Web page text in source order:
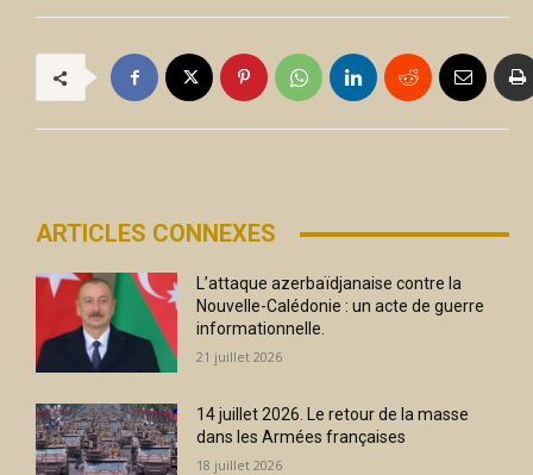
ARTICLES CONNEXES
L’attaque azerbaïdjanaise contre la
Nouvelle-Calédonie : un acte de guerre
informationnelle.
21 juillet 2026
14 juillet 2026. Le retour de la masse
dans les Armées françaises
18 juillet 2026